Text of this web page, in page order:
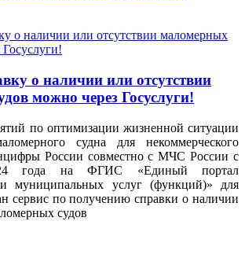
о наличии или отсутствии
можно через Госуслуги!
по оптимизации жизненной ситуации
судна для некоммерческого
России совместно с МЧС России с
года на ФГИС «Единый портал
и муниципальных услуг (функций)» для
сервис по получению справки о наличии
судов